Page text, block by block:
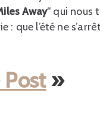
Away“ qui nous
: que l’été ne
»